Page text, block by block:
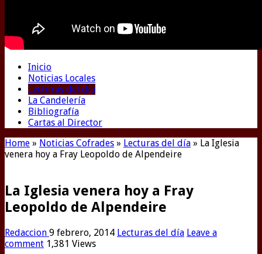
Inicio
Noticias Locales
Lecturas del día
La Candelería
Bibliografía
Cartas al Director
Home » Noticias Cofrades » Lecturas del día » La Iglesia
venera hoy a Fray Leopoldo de Alpendeire
La Iglesia venera hoy a Fray
Leopoldo de Alpendeire
Redaccion 9 febrero, 2014 Lecturas del día Leave a
comment 1,381 Views